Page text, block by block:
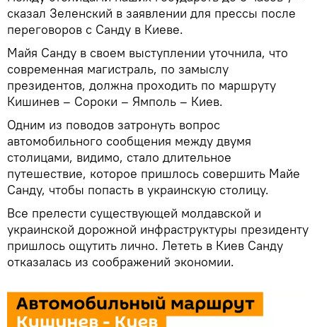
сказал Зеленский в заявлении для прессы после
переговоров с Санду в Киеве.
Майя Санду в своем выступлении уточнила, что
современная магистраль, по замыслу
президентов, должна проходить по маршруту
Кишинев – Сороки – Ямполь – Киев.
Одним из поводов затронуть вопрос
автомобильного сообщения между двумя
столицами, видимо, стало длительное
путешествие, которое пришлось совершить Майе
Санду, чтобы попасть в украинскую столицу.
Все прелести существующей молдавской и
украинской дорожной инфраструктуры президенту
пришлось ощутить лично. Лететь в Киев Санду
отказалась из соображений экономии.